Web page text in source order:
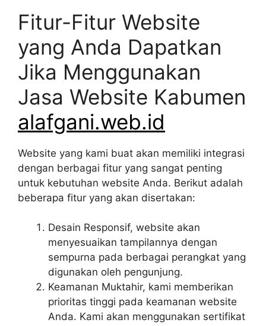
Fitur-Fitur Website
yang Anda Dapatkan
Jika Menggunakan
Jasa Website Kabumen
alafgani.web.id
Website yang kami buat akan memiliki integrasi
dengan berbagai fitur yang sangat penting
untuk kebutuhan website Anda. Berikut adalah
beberapa fitur yang akan disertakan:
Desain Responsif, website akan
menyesuaikan tampilannya dengan
sempurna pada berbagai perangkat yang
digunakan oleh pengunjung.
Keamanan Muktahir, kami memberikan
prioritas tinggi pada keamanan website
Anda. Kami akan menggunakan sertifikat